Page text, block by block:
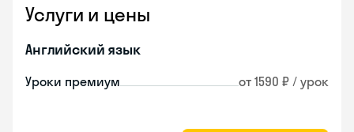
Услуги и цены
Английский язык
Уроки премиум от 1590 ₽ / урок